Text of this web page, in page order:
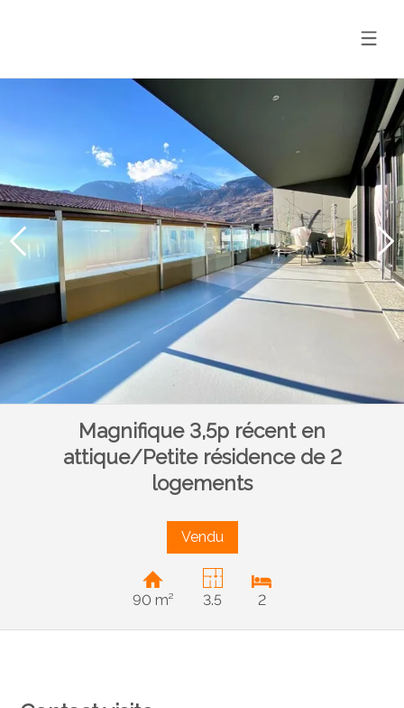
Magnifique 3,5p récent en
attique/Petite résidence de 2
logements
Vendu
90 m² 3.5 2